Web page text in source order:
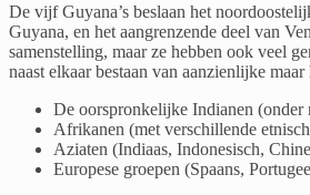
De vijf Guyana’s beslaan het
Guyana, en het aangrenzende deel van
samenstelling, maar ze hebben ook veel
naast elkaar bestaan van aanzienlijke
De oorspronkelijke Indianen (onder
Afrikanen (met verschillende
Aziaten (Indiaas, Indonesisch,
Europese groepen (Spaans,